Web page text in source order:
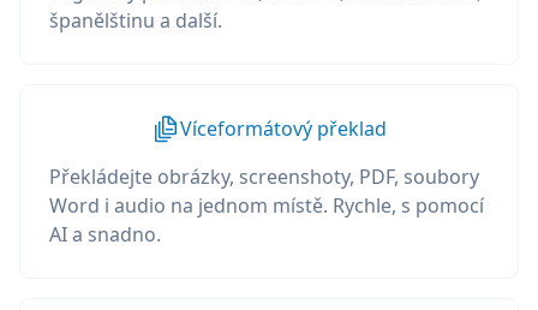
španělštinu a další.
Víceformátový překlad
Překládejte obrázky, screenshoty, PDF, soubory
Word i audio na jednom místě. Rychle, s pomocí
AI a snadno.